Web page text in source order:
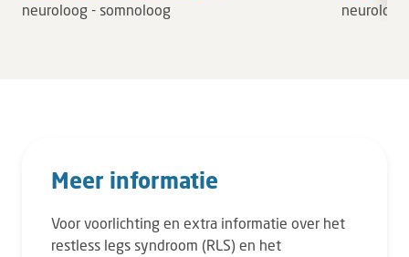
neuroloog - somnoloog neuroloog
Meer informatie
Voor voorlichting en extra informatie over het
restless legs syndroom (RLS) en het